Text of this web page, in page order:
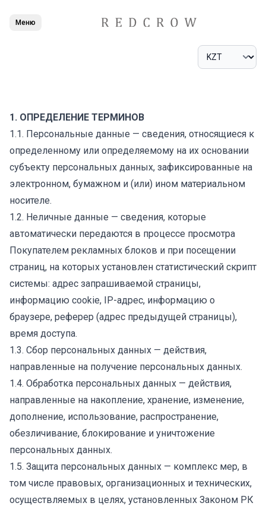
Меню
1. ОПРЕДЕЛЕНИЕ ТЕРМИНОВ
1.1. Персональные данные — сведения, относящиеся к
определенному или определяемому на их основании
субъекту персональных данных, зафиксированные на
электронном, бумажном и (или) ином материальном
носителе.
1.2. Неличные данные — сведения, которые
автоматически передаются в процессе просмотра
Покупателем рекламных блоков и при посещении
страниц, на которых установлен статистический скрипт
системы: адрес запрашиваемой страницы,
информацию cookie, IP-адрес, информацию о
браузере, реферер (адрес предыдущей страницы),
время доступа.
1.3. Сбор персональных данных — действия,
направленные на получение персональных данных.
1.4. Обработка персональных данных — действия,
направленные на накопление, хранение, изменение,
дополнение, использование, распространение,
обезличивание, блокирование и уничтожение
персональных данных.
1.5. Защита персональных данных — комплекс мер, в
том числе правовых, организационных и технических,
осуществляемых в целях, установленных Законом РК